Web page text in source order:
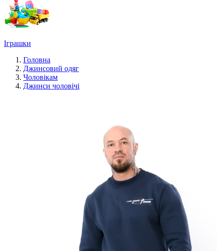
Іграшки
Головна
Джинсовий одяг
Чоловікам
Джинси чоловічі